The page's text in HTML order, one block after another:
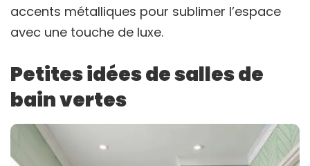
accents métalliques pour sublimer l’espace
avec une touche de luxe.
Petites idées de salles de
bain vertes